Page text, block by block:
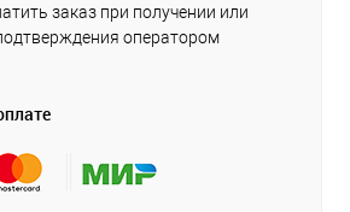
заказ при получении или
оператором